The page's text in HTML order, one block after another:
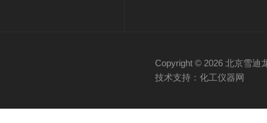
Copyright © 2026 北京雪迪
技术支持：化工仪器网